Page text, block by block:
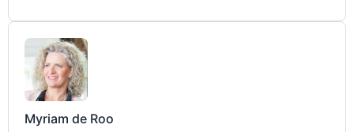
Myriam de Roo